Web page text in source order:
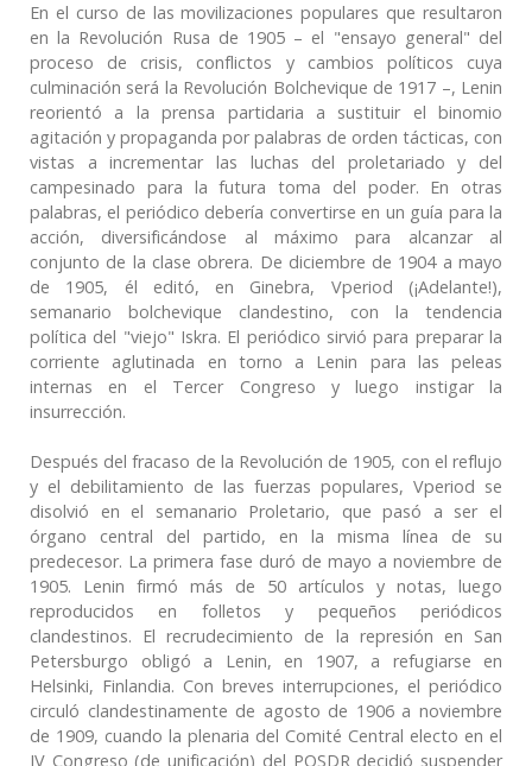
En el curso de las movilizaciones populares que resultaron
en la Revolución Rusa de 1905 – el "ensayo general" del
proceso de crisis, conflictos y cambios políticos cuya
culminación será la Revolución Bolchevique de 1917 –, Lenin
reorientó a la prensa partidaria a sustituir el binomio
agitación y propaganda por palabras de orden tácticas, con
vistas a incrementar las luchas del proletariado y del
campesinado para la futura toma del poder. En otras
palabras, el periódico debería convertirse en un guía para la
acción, diversificándose al máximo para alcanzar al
conjunto de la clase obrera. De diciembre de 1904 a mayo
de 1905, él editó, en Ginebra, Vperiod (¡Adelante!),
semanario bolchevique clandestino, con la tendencia
política del "viejo" Iskra. El periódico sirvió para preparar la
corriente aglutinada en torno a Lenin para las peleas
internas en el Tercer Congreso y luego instigar la
insurrección.
Después del fracaso de la Revolución de 1905, con el reflujo
y el debilitamiento de las fuerzas populares, Vperiod se
disolvió en el semanario Proletario, que pasó a ser el
órgano central del partido, en la misma línea de su
predecesor. La primera fase duró de mayo a noviembre de
1905. Lenin firmó más de 50 artículos y notas, luego
reproducidos en folletos y pequeños periódicos
clandestinos. El recrudecimiento de la represión en San
Petersburgo obligó a Lenin, en 1907, a refugiarse en
Helsinki, Finlandia. Con breves interrupciones, el periódico
circuló clandestinamente de agosto de 1906 a noviembre
de 1909, cuando la plenaria del Comité Central electo en el
IV Congreso (de unificación) del POSDR decidió suspender